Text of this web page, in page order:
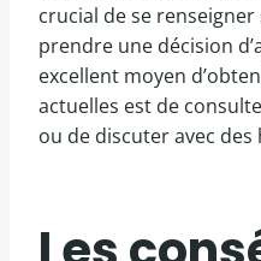
crucial de se
prendre une décision
excellent moyen
actuelles est de
ou de discuter avec